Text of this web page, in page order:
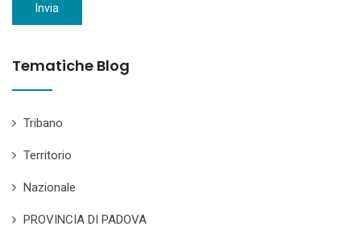
Invia
Tematiche Blog
Tribano
Territorio
Nazionale
PROVINCIA DI PADOVA